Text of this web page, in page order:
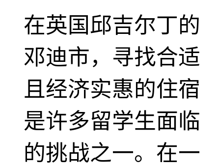
在英国邱吉尔丁的
邓迪市，寻找合适
且经济实惠的住宿
是许多留学生面临
的挑战之一。在一